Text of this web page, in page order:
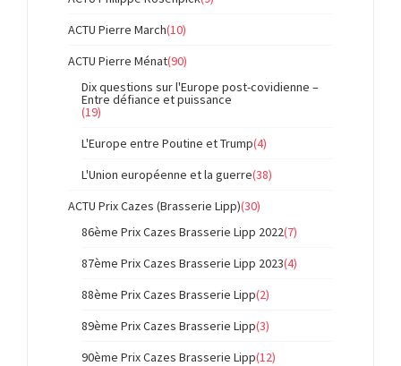
ACTU Pierre March(10)
ACTU Pierre Ménat(90)
Dix questions sur l'Europe post-covidienne –
Entre défiance et puissance
(19)
L'Europe entre Poutine et Trump(4)
L'Union européenne et la guerre(38)
ACTU Prix Cazes (Brasserie Lipp)(30)
86ème Prix Cazes Brasserie Lipp 2022(7)
87ème Prix Cazes Brasserie Lipp 2023(4)
88ème Prix Cazes Brasserie Lipp(2)
89ème Prix Cazes Brasserie Lipp(3)
90ème Prix Cazes Brasserie Lipp(12)